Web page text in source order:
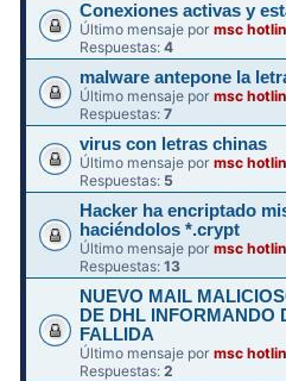
Conexiones activas y
Último mensaje pormsc
Respuestas:4
malware antepone la
Último mensaje pormsc
Respuestas:7
virus con letras chinas
Último mensaje pormsc
Respuestas: 5
Hacker ha encriptado
haciéndolos *.crypt
Último mensaje pormsc
Respuestas:13
NUEVO MAIL
DE DHL INFORMANDO
FALLIDA
Último mensaje pormsc
Respuestas:2